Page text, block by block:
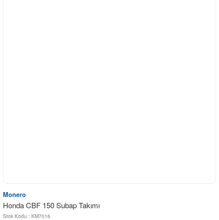
Monero
Honda CBF 150 Subap Takımı
Stok Kodu : KM7016